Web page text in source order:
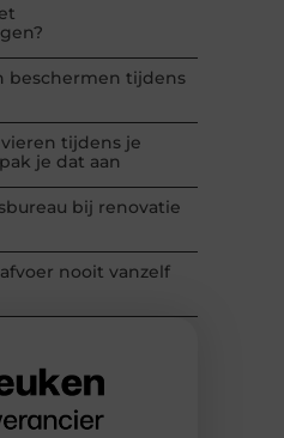
beschermen tijdens
tijdens je
je dat aan
bij renovatie
nooit vanzelf